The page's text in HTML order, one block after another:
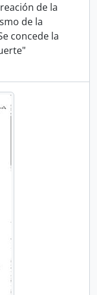
de la
de la
concede la